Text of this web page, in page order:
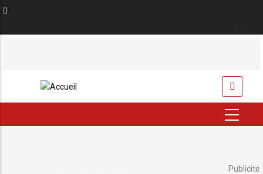
Aller
contenu
Publicité